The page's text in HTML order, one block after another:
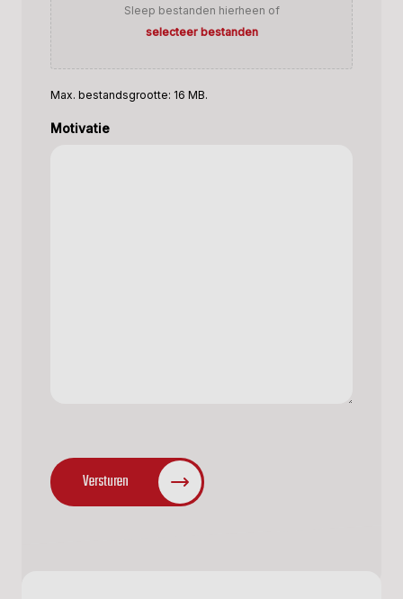
Sleep bestanden hierheen of
selecteer bestanden
Max. bestandsgrootte: 16 MB.
Motivatie
Versturen